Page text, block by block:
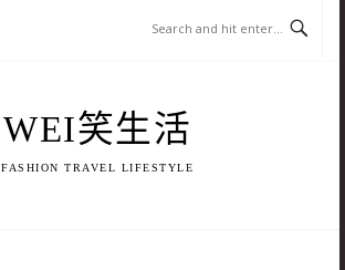
WEI笑生活
FASHION TRAVEL LIFESTYLE